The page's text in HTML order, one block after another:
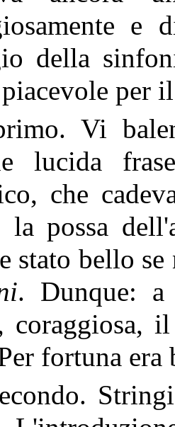
e
della
per
Vi
lucida
che
la possa
stato bello
. Dunque:
coraggiosa,
fortuna era